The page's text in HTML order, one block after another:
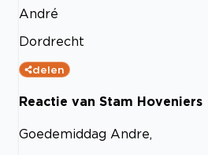
André
Dordrecht
delen
Reactie van Stam Hoveniers
Goedemiddag Andre,